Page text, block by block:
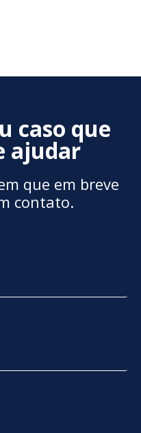
caso que
ajudar
que em breve
contato.